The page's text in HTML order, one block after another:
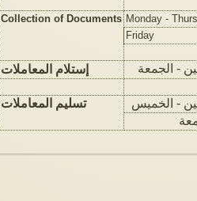
Collection of Documents Monday -
Friday
- الجمعة
تسليم المعاملات - الخميس